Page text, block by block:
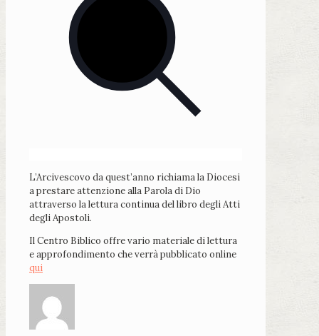
L’Arcivescovo da quest’anno richiama la Diocesi
a prestare attenzione alla Parola di Dio
attraverso la lettura continua del libro degli Atti
degli Apostoli.
Il Centro Biblico offre vario materiale di lettura
e approfondimento che verrà pubblicato online
qui